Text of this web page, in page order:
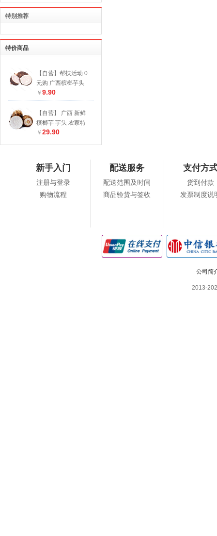
特别推荐
特价商品
【自营】帮扶活动 0
元购 广西槟榔芋头
农家特产【仅限南宁
市内】
￥ 9.90
【自营】 广西 新鲜
槟榔芋 芋头 农家特
产 5斤装
￥ 29.90
新手入门
注册与登录
购物流程
配送服务
配送范围及时间
商品验货与签收
支付方
货到付款
发票制度说
公司简
2013-